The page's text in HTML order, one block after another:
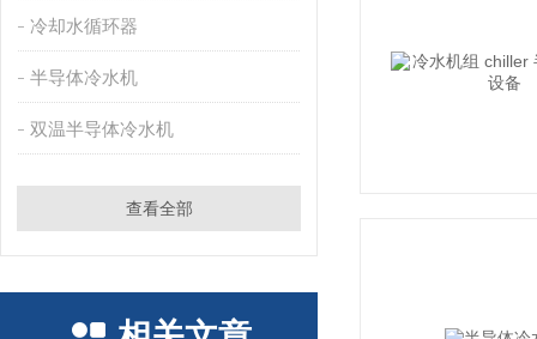
冷却水循环器
半导体冷水机
双温半导体冷水机
查看全部